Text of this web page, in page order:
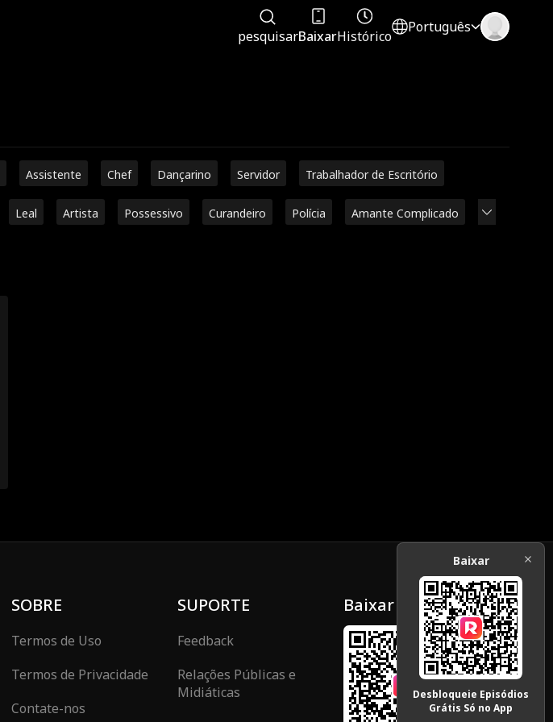
pesquisarBaixarHistórico
Português
Assistente Chef Dançarino Servidor Trabalhador de Escritório
Leal Artista Possessivo Curandeiro Polícia Amante Complicado
SOBRE
Termos de Uso
Termos de Privacidade
Contate-nos
SUPORTE
Feedback
Relações Públicas e
Midiáticas
Baixar
Baixar
Desbloqueie Episódios
Grátis Só no App